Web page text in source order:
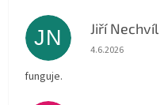
JN Jiří Nechvíl
Hodnocení
4.6.2026
funguje.